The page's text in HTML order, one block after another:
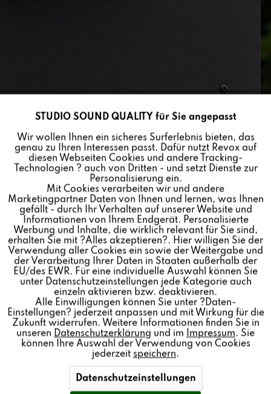
OUTDOOR
LAUTSPRECHER
503,00 € *
Preis pro: 1 Stück
Farbe:
Infrarotempfänger:
Menge:
In den Warenkorb
Spritzwassergeschützter 2-Wege-Lautsprecher für den
Funktionale Aktiv
Marketing Inaktiv
Tracking Inaktiv
Personalisierung Inaktiv
Service Inaktiv
STUDIO SOUND QUALITY für Sie angepasst
Wir wollen Ihnen ein sicheres Surferlebnis bieten, das
genau zu Ihren Interessen passt. Dafür nutzt Revox auf
diesen Webseiten Cookies und andere Tracking-
Technologien ? auch von Dritten - und setzt Dienste zur
Personalisierung ein.
Mit Cookies verarbeiten wir und andere
Marketingpartner Daten von Ihnen und lernen, was Ihnen
gefällt - durch Ihr Verhalten auf unserer Website und
Informationen von Ihrem Endgerät. Personalisierte
Werbung und Inhalte, die wirklich relevant für Sie sind,
erhalten Sie mit ?Alles akzeptieren?. Hier willigen Sie der
Verwendung aller Cookies ein sowie der Weitergabe und
der Verarbeitung Ihrer Daten in Staaten außerhalb der
EU/des EWR. Für eine individuelle Auswahl können Sie
unter Datenschutzeinstellungen jede Kategorie auch
einzeln aktivieren bzw. deaktivieren.
Alle Einwilligungen können Sie unter ?Daten-
Einstellungen? jederzeit anpassen und mit Wirkung für die
Zukunft widerrufen. Weitere Informationen finden Sie in
unseren Datenschutzerklärung und im Impressum. Sie
können Ihre Auswahl der Verwendung von Cookies
jederzeit speichern.
Datenschutzeinstellungen